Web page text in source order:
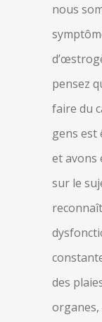
nous
pensez
faire du
gens est
et avons
sur le
des